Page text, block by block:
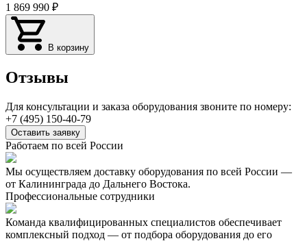
1 869 990 ₽
В корзину
Отзывы
Для консультации и заказа оборудования звоните по номеру:
+7 (495) 150-40-79
Оставить заявку
Работаем по всей России
Мы осуществляем доставку оборудования по всей России —
от Калининграда до Дальнего Востока.
Профессиональные сотрудники
Команда квалифицированных специалистов обеспечивает
комплексный подход — от подбора оборудования до его